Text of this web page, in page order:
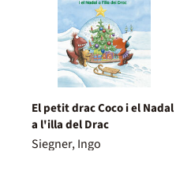
El petit drac Coco i el Nadal
a l'illa del Drac
Siegner, Ingo